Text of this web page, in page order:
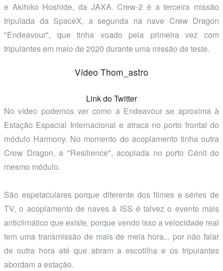
e Akihiko Hoshide, da JAXA. Crew-2 é a terceira missão
tripulada da SpaceX, a segunda na nave Crew Dragon
"Endeavour", que tinha voado pela primeira vez com
tripulantes em maio de 2020 durante uma missão de teste.
Vídeo Thom_astro
Link do Twitter
No vídeo podemos ver como a Endeavour se aproxima à
Estação Espacial Internacional e atraca no porto frontal do
módulo Harmony. No momento do acoplamento tinha outra
Crew Dragon, a "Resilience", acoplada no porto Cénit do
mesmo módulo.
São espetaculares porque diferente dos filmes e séries de
TV, o acoplamento de naves à ISS é talvez o evento mais
anticlimático que existe, porque vendo isso a velocidade real
tem uma transmissão de mais de meia hora... por não falar
de outra hora até que abram a escotilha e os tripulantes
abordam a estação.